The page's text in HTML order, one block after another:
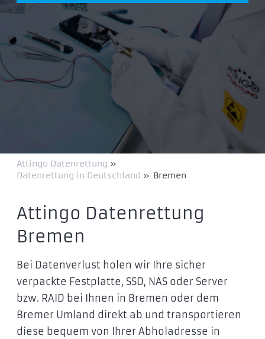
Attingo Datenrettung »
Datenrettung in Deutschland » Bremen
Attingo Datenrettung
Bremen
Bei Datenverlust holen wir Ihre sicher
verpackte Festplatte, SSD, NAS oder Server
bzw. RAID bei Ihnen in Bremen oder dem
Bremer Umland direkt ab und transportieren
diese bequem von Ihrer Abholadresse in